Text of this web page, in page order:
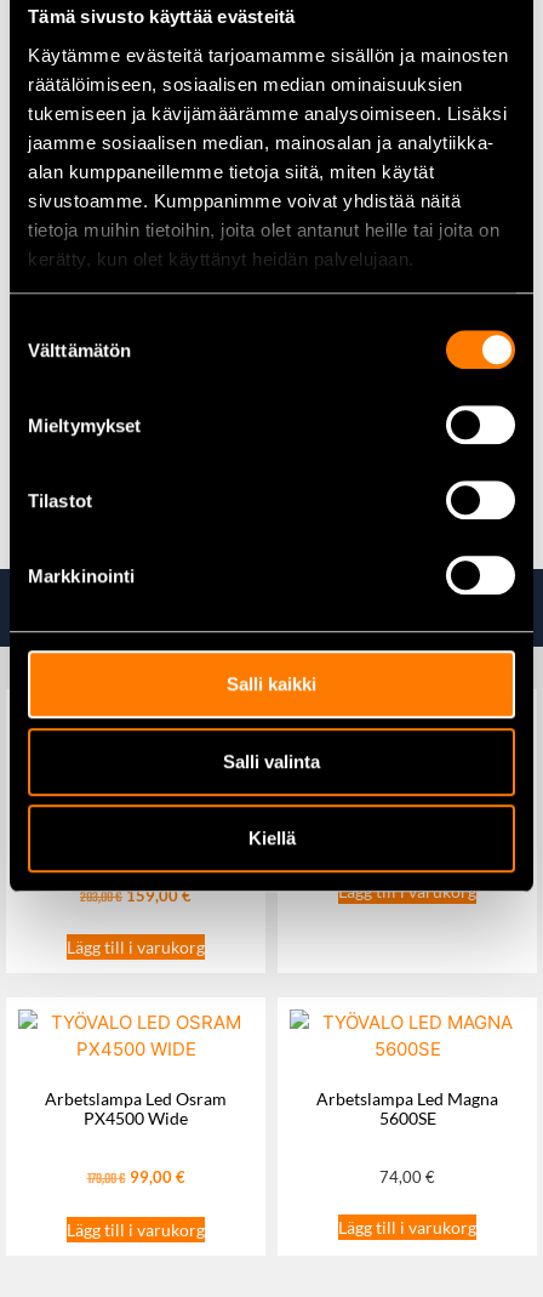
Tämä sivusto käyttää evästeitä
Käytämme evästeitä tarjoamamme sisällön ja mainosten
räätälöimiseen, sosiaalisen median ominaisuuksien
tukemiseen ja kävijämäärämme analysoimiseen. Lisäksi
jaamme sosiaalisen median, mainosalan ja analytiikka-
alan kumppaneillemme tietoja siitä, miten käytät
sivustoamme. Kumppanimme voivat yhdistää näitä
tietoja muihin tietoihin, joita olet antanut heille tai joita on
kerätty, kun olet käyttänyt heidän palvelujaan.
valinta
Välttämätön
Mieltymykset
Tilastot
Markkinointi
Salli kaikki
Salli valinta
Kiellä
Längd:8,5 mm
Utsprång:2,3 mm
Förpackning:20 st dubbar
Rekommenderat minsta mönsterdjup:
3 mm (enligt
tillverkaren)
i icke-drivande framdäck
Användningsområden
Personbilar eller lätta fordon där extra grepp behövs i
vinterförhållanden
Däck med tillräckligt mönsterdjup där extradubbning är
tillåten
203,00€159,00€
Lägg till i varukorg
Lägg till i varukorg
Arbetslampa Led Osram
PX4500 Wide
179,00€ 99,00€
Lägg till i varukorg
Arbetslampa Led Magna
5600SE
74,00€
Lägg till i varukorg